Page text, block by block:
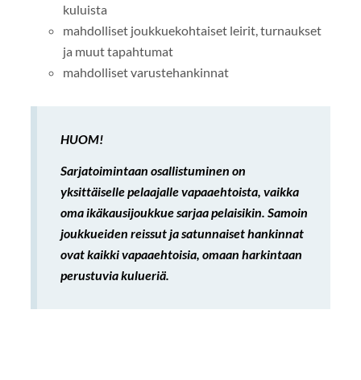
kuluista
mahdolliset joukkuekohtaiset leirit, turnaukset
ja muut tapahtumat
mahdolliset varustehankinnat
HUOM!
Sarjatoimintaan osallistuminen on
yksittäiselle pelaajalle vapaaehtoista, vaikka
oma ikäkausijoukkue sarjaa pelaisikin. Samoin
joukkueiden reissut ja satunnaiset hankinnat
ovat kaikki vapaaehtoisia, omaan harkintaan
perustuvia kulueriä.